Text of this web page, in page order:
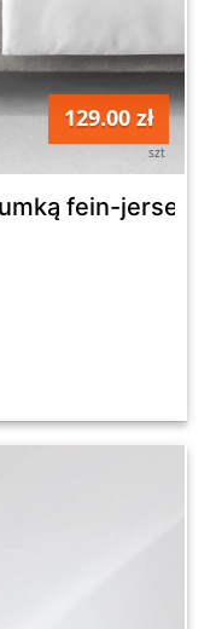
129.00 zł
szt
fein-jersey